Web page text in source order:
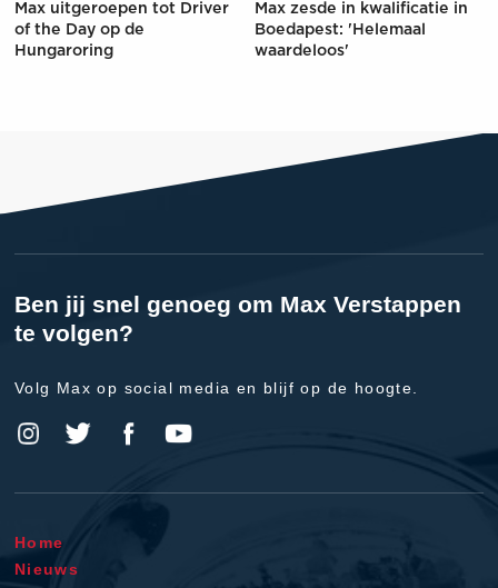
Max uitgeroepen tot Driver
of the Day op de
Hungaroring
Max zesde in kwalificatie in
Boedapest: 'Helemaal
waardeloos'
Ben jij snel genoeg om Max Verstappen
te volgen?
Volg Max op social media en blijf op de hoogte.
Home
Nieuws